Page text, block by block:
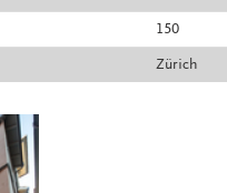
150
Zürich